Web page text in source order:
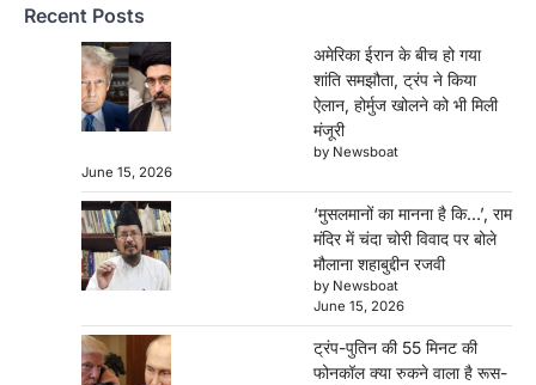
Recent Posts
अमेरिका ईरान के बीच हो गया
शांति समझौता, ट्रंप ने किया
ऐलान, होर्मुज खोलने को भी मिली
मंजूरी
by Newsboat
June 15, 2026
‘मुसलमानों का मानना है कि…’, राम
मंदिर में चंदा चोरी विवाद पर बोले
मौलाना शहाबुद्दीन रजवी
by Newsboat
June 15, 2026
ट्रंप-पुतिन की 55 मिनट की
फोनकॉल क्या रुकने वाला है रूस-
अमेरिकी राष्ट्रपति डोनाल्ड ट्रंप और रूसी राष्ट्रपति
पाकिस्तान के खिलाफ 68 रन की शानदार पारी
के बावजूद स्मृति मंधाना से छिन गया प्लेयर ऑफ
द मैच
June 15, 2026
स्मृति मंधाना ने 68 रन की शानदार पारी खेलकर भारत को
मजबूत स्कोर तक पहुंचाया,…
अमेरिका ईरान के बीच हो गया शांति समझौता,
ट्रंप ने किया ऐलान, होर्मुज खोलने को भी मिली